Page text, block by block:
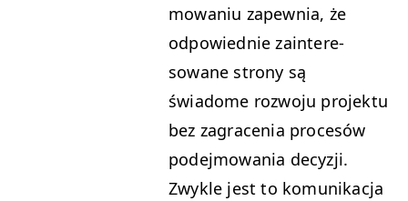
mowa­niu zapew­nia, że
odpowied­nie zain­tere­
sowane strony są
świadome roz­wo­ju pro­jek­tu
bez zagrace­nia pro­cesów
pode­j­mowa­nia decyzji.
Zwyk­le jest to komu­nikac­ja